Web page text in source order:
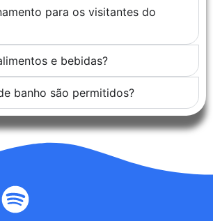
para os visitantes do
e bebidas?
banho são permitidos?